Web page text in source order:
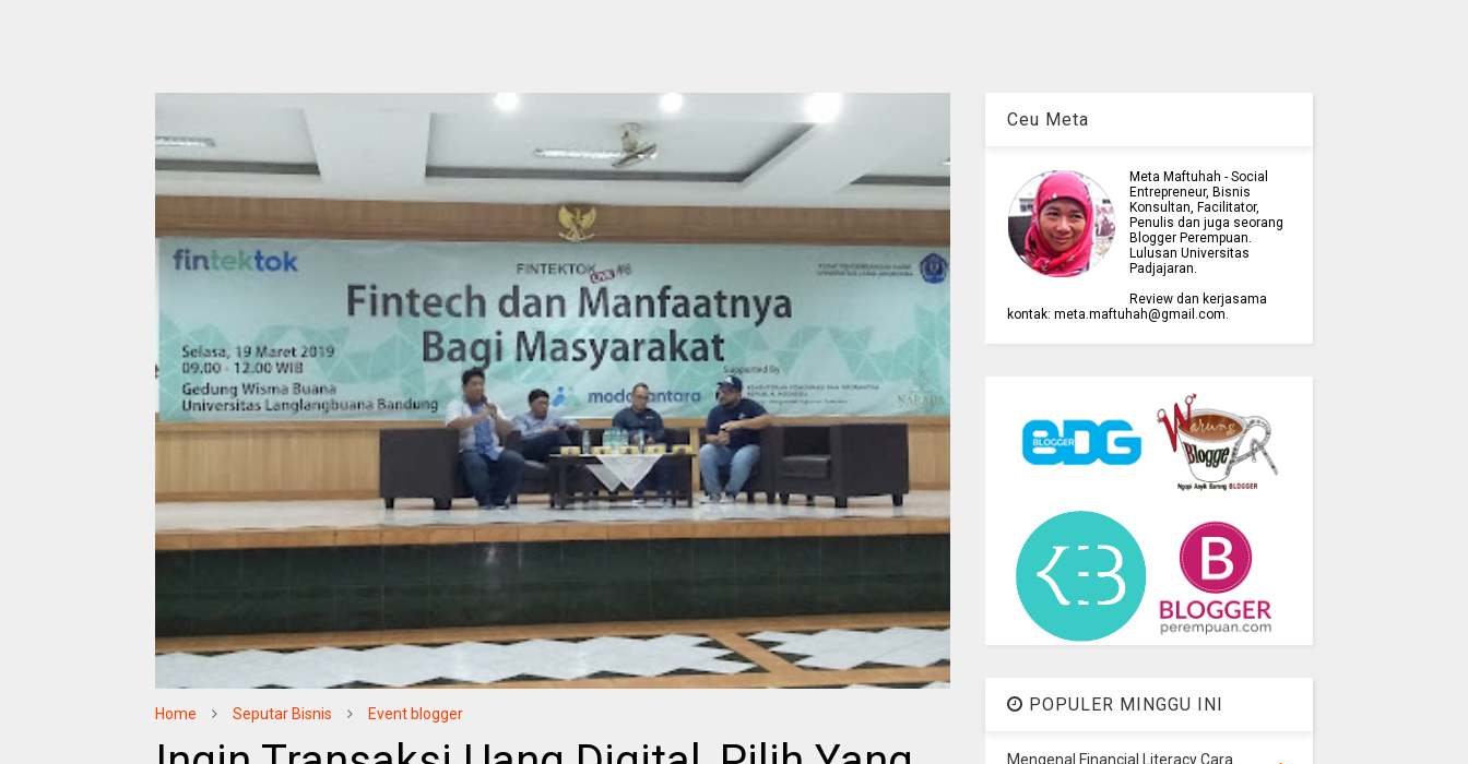
Home Seputar Bisnis Event blogger
Ceu Meta
Meta Maftuhah - Social
Entrepreneur, Bisnis
Konsultan, Facilitator,
Penulis dan juga seorang
Blogger Perempuan.
Lulusan Universitas
Padjajaran.
Review dan kerjasama
kontak: meta.maftuhah@gmail.com.
POPULER MINGGU INI
Mengenal Financial Literacy Cara